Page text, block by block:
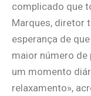
complicado que
Marques, diretor
esperança de
maior número de
um momento
relaxamento»,